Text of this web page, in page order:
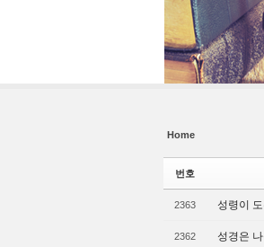
Home
번호
2363 성령이
2362 성경은
Sketchbook5, 스케
Sketchbook5, 스케